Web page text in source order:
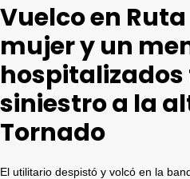
Vuelco en Ruta
mujer y un
hospitalizados
siniestro a la
Tornado
El utilitario despistó y volcó en la